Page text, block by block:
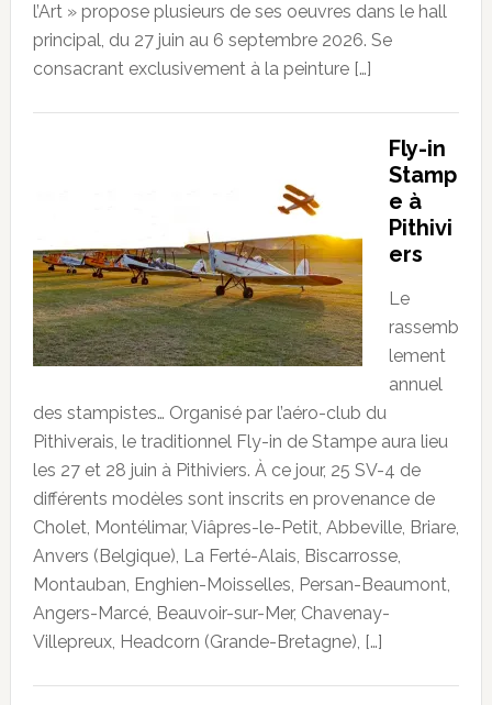
l’Art » propose plusieurs de ses oeuvres dans le hall
principal, du 27 juin au 6 septembre 2026. Se
consacrant exclusivement à la peinture […]
Fly-in
Stamp
e à
Pithivi
ers
Le
rassemb
lement
annuel
des stampistes… Organisé par l’aéro-club du
Pithiverais, le traditionnel Fly-in de Stampe aura lieu
les 27 et 28 juin à Pithiviers. À ce jour, 25 SV-4 de
différents modèles sont inscrits en provenance de
Cholet, Montélimar, Viâpres-le-Petit, Abbeville, Briare,
Anvers (Belgique), La Ferté-Alais, Biscarrosse,
Montauban, Enghien-Moisselles, Persan-Beaumont,
Angers-Marcé, Beauvoir-sur-Mer, Chavenay-
Villepreux, Headcorn (Grande-Bretagne), […]